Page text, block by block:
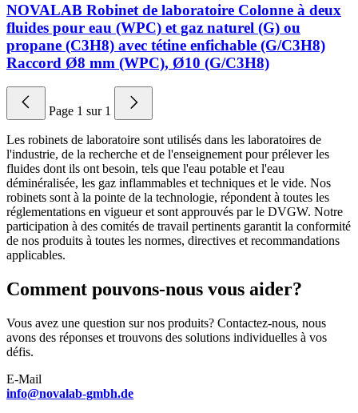
NOVALAB Robinet de laboratoire Colonne à deux
fluides pour eau (WPC) et gaz naturel (G) ou
propane (C3H8) avec tétine enfichable (G/C3H8)
Raccord Ø8 mm (WPC), Ø10 (G/C3H8)
Page 1 sur 1
Les robinets de laboratoire sont utilisés dans les laboratoires de
l'industrie, de la recherche et de l'enseignement pour prélever les
fluides dont ils ont besoin, tels que l'eau potable et l'eau
déminéralisée, les gaz inflammables et techniques et le vide. Nos
robinets sont à la pointe de la technologie, répondent à toutes les
réglementations en vigueur et sont approuvés par le DVGW. Notre
participation à des comités de travail pertinents garantit la conformité
de nos produits à toutes les normes, directives et recommandations
applicables.
Comment pouvons-nous vous aider?
Vous avez une question sur nos produits? Contactez-nous, nous
avons des réponses et trouvons des solutions individuelles à vos
défis.
E-Mail
info@novalab-gmbh.de